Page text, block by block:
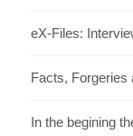
eX-Files:
Facts, Forgeries
In the begining